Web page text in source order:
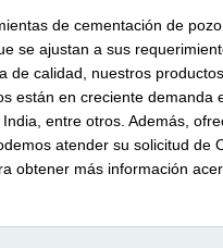
de cementación de
se ajustan a sus
de calidad, nuestros
están en creciente demanda
entre otros. Además,
atender su solicitud de
obtener más información